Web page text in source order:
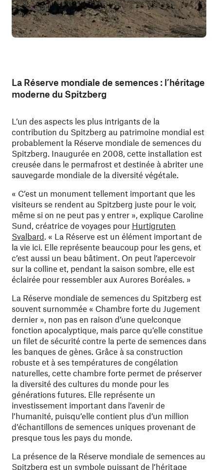
La Réserve mondiale de semences : l’héritage
moderne du Spitzberg
L’un des aspects les plus intrigants de la
contribution du Spitzberg au patrimoine mondial est
probablement la Réserve mondiale de semences du
Spitzberg. Inaugurée en 2008, cette installation est
creusée dans le permafrost et destinée à abriter une
sauvegarde mondiale de la diversité végétale.
« C’est un monument tellement important que les
visiteurs se rendent au Spitzberg juste pour le voir,
même si on ne peut pas y entrer », explique Caroline
Sund, créatrice de voyages pour Hurtigruten
Svalbard. « La Réserve est un élément important de
la vie ici. Elle représente beaucoup pour les gens, et
c’est aussi un beau bâtiment. On peut l’apercevoir
sur la colline et, pendant la saison sombre, elle est
éclairée pour ressembler aux Aurores Boréales. »
La Réserve mondiale de semences du Spitzberg est
souvent surnommée « Chambre forte du Jugement
dernier », non pas en raison d’une quelconque
fonction apocalyptique, mais parce qu’elle constitue
un filet de sécurité contre la perte de semences dans
les banques de gènes. Grâce à sa construction
robuste et à ses températures de congélation
naturelles, cette chambre forte permet de préserver
la diversité des cultures du monde pour les
générations futures. Elle représente un
investissement important dans l’avenir de
l’humanité, puisqu’elle contient plus d’un million
d’échantillons de semences uniques provenant de
presque tous les pays du monde.
La présence de la Réserve mondiale de semences au
Spitzberg est un symbole puissant de l’héritage